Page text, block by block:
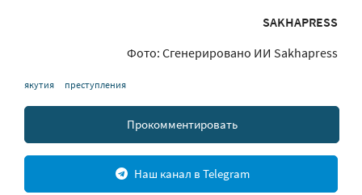
SAKHAPRESS
Фото: Сгенерировано ИИ Sakhapress
якутия преступления
Прокомментировать
Наш канал в Telegram